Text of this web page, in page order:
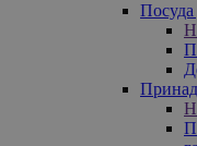
Посуда